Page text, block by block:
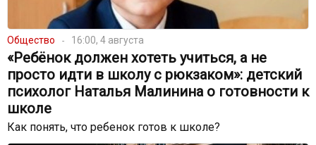
Общество 16:00, 4 августа
«Ребёнок должен хотеть учиться, а не
просто идти в школу с рюкзаком»: детский
психолог Наталья Малинина о готовности к
школе
Как понять, что ребенок готов к школе?